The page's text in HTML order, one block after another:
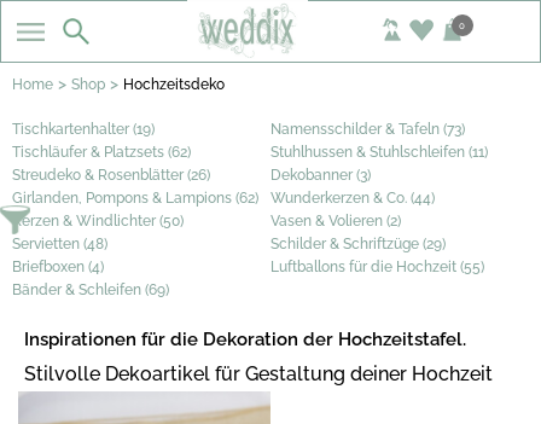
0
Home > Shop > Hochzeitsdeko
Tischkartenhalter (19)
Namensschilder & Tafeln (73)
Tischläufer & Platzsets (62)
Stuhlhussen & Stuhlschleifen (11)
Streudeko & Rosenblätter (26)
Dekobanner (3)
Girlanden, Pompons & Lampions (62)
Wunderkerzen & Co. (44)
Kerzen & Windlichter (50)
Vasen & Volieren (2)
Servietten (48)
Schilder & Schriftzüge (29)
Briefboxen (4)
Luftballons für die Hochzeit (55)
Bänder & Schleifen (69)
Inspirationen für die Dekoration der Hochzeitstafel.
Stilvolle Dekoartikel für Gestaltung deiner Hochzeit